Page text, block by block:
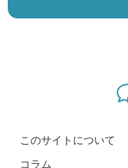
このサイトについて
コラム